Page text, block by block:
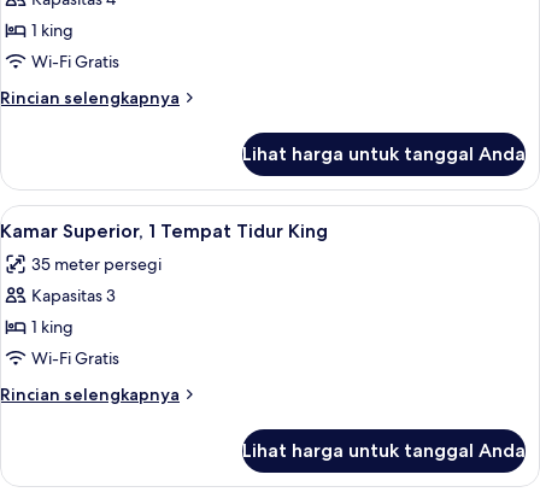
Suite
(Hagia
Sofia)
1 king
Wi-Fi Gratis
Rincian selengkapnya
Rincian
Suite
(Hagia
Sofia)
Lihat harga untuk tanggal Anda
Lihat
semua
foto
untuk
Kamar
Superior,
1
Tempat
King
Seprai premium, selimut bulu angsa,
7
Kamar Superior, 1 Tempat Tidur King
35 meter persegi
Kapasitas 3
1 king
Wi-Fi Gratis
Rincian selengkapnya
Rincian
Kamar
Lihat harga untuk tanggal Anda